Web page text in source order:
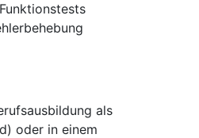
als
oder in einem